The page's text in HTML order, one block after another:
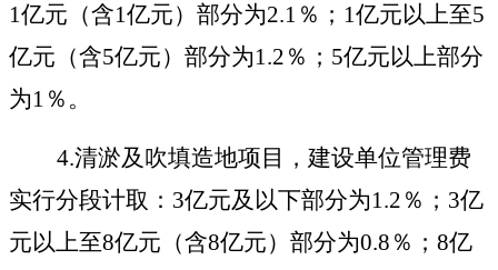
1亿元（含1亿元）部分为2.1 ％ ； 1亿元以上至5
亿元（含5亿元）部分为1.2 ％ ； 5亿元以上部分
为1 ％ 。
4.清淤及吹填造地项目，建设单位管理费
实行分段计取： 3亿元及以下部分为1.2 ％ ； 3亿
元以上至8亿元（含8亿元）部分为0.8 ％ ； 8亿